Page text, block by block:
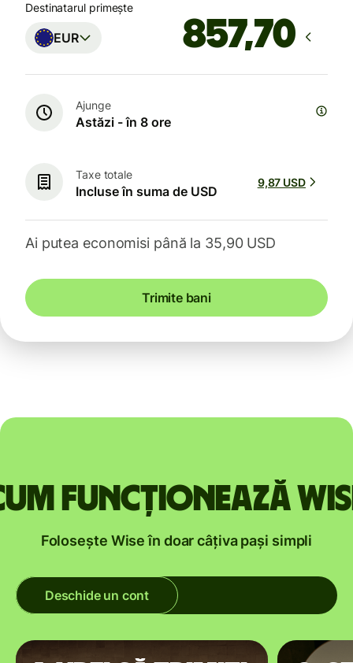
Destinatarul primește
EUR
Ajunge
Astăzi - în 8 ore
Taxe totale
Incluse în suma de USD
9,87 USD
Ai putea economisi până la 35,90 USD
Trimite bani
funcționează
Folosește Wise în doar câțiva pași simpli
Deschide un cont